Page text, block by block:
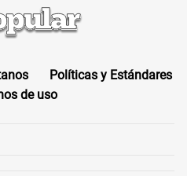
Políticas y Estándares
de uso